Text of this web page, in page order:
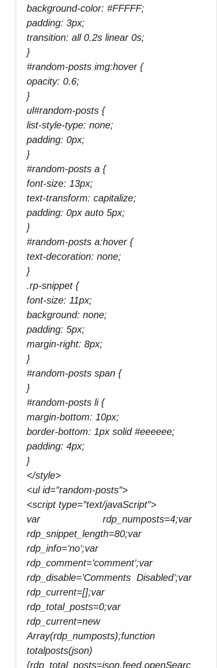
background-color: #FFFFF;
padding: 3px;
transition: all 0.2s linear 0s;
}
#random-posts img:hover {
opacity: 0.6;
}
ul#random-posts {
list-style-type: none;
padding: 0px;
}
#random-posts a {
font-size: 13px;
text-transform: capitalize;
padding: 0px auto 5px;
}
#random-posts a:hover {
text-decoration: none;
}
.rp-snippet {
font-size: 11px;
background: none;
padding: 5px;
margin-right: 8px;
}
#random-posts span {
}
#random-posts li {
margin-bottom: 10px;
border-bottom: 1px solid #eeeeee;
padding: 4px;
}
</style>
<ul id=”random-posts”>
<script type=”text/javaScript”>
var rdp_numposts=4;var
rdp_snippet_length=80;var
rdp_info=’no’;var
rdp_comment=’comment’;var
rdp_disable=’Comments Disabled’;var
rdp_current=[];var
rdp_total_posts=0;var
rdp_current=new
Array(rdp_numposts);function
totalposts(json)
{rdp_total_posts=json.feed.openSearc